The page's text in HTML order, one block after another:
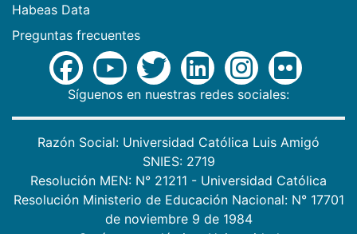
Habeas Data
Preguntas frecuentes
Síguenos en nuestras redes sociales:
Razón Social: Universidad Católica Luis Amigó
SNIES: 2719
Resolución MEN: N° 21211 - Universidad Católica
Resolución Ministerio de Educación Nacional: N° 17701
de noviembre 9 de 1984